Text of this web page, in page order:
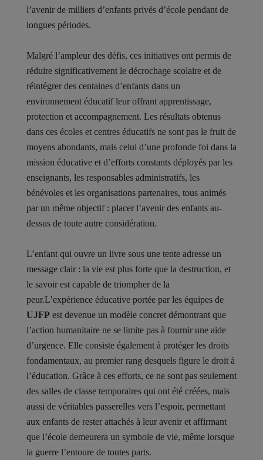
l’avenir de milliers d’enfants privés d’école pendant de
longues périodes.
Malgré l’ampleur des défis, ces initiatives ont permis de
réduire significativement le décrochage scolaire et de
réintégrer des centaines d’enfants dans un
environnement éducatif leur offrant apprentissage,
protection et accompagnement. Les résultats obtenus
dans ces écoles et centres éducatifs ne sont pas le fruit de
moyens abondants, mais celui d’une profonde foi dans la
mission éducative et d’efforts constants déployés par les
enseignants, les responsables administratifs, les
bénévoles et les organisations partenaires, tous animés
par un même objectif : placer l’avenir des enfants au-
dessus de toute autre considération.
L’enfant qui ouvre un livre sous une tente adresse un
message clair : la vie est plus forte que la destruction, et
le savoir est capable de triompher de la
peur.L’expérience éducative portée par les équipes de
UJFP est devenue un modèle concret démontrant que
l’action humanitaire ne se limite pas à fournir une aide
d’urgence. Elle consiste également à protéger les droits
fondamentaux, au premier rang desquels figure le droit à
l’éducation. Grâce à ces efforts, ce ne sont pas seulement
des salles de classe temporaires qui ont été créées, mais
aussi de véritables passerelles vers l’espoir, permettant
aux enfants de rester attachés à leur avenir et affirmant
que l’école demeurera un symbole de vie, même lorsque
la guerre l’entoure de toutes parts.